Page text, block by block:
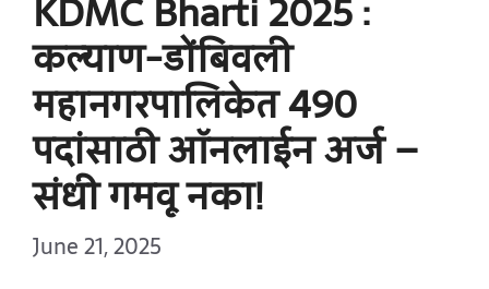
KDMC Bharti 2025 :
कल्याण-डोंबिवली
महानगरपालिकेत 490
पदांसाठी ऑनलाईन अर्ज –
संधी गमवू नका!
June 21, 2025